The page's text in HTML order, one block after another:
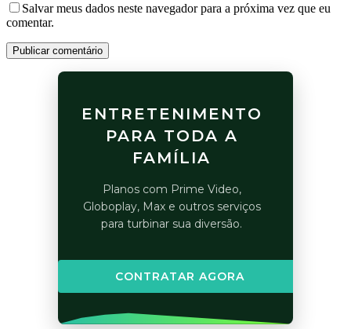
Salvar meus dados neste navegador para a próxima vez que eu
comentar.
Publicar comentário
ENTRETENIMENTO
PARA TODA A
FAMÍLIA
Planos com Prime Video,
Globoplay, Max e outros serviços
para turbinar sua diversão.
CONTRATAR AGORA